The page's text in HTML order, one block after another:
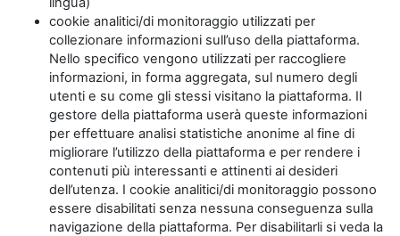
cookie analitici/di monitoraggio utilizzati per
collezionare informazioni sull’uso della piattaforma.
Nello specifico vengono utilizzati per raccogliere
informazioni, in forma aggregata, sul numero degli
utenti e su come gli stessi visitano la piattaforma. Il
gestore della piattaforma userà queste informazioni
per effettuare analisi statistiche anonime al fine di
migliorare l’utilizzo della piattaforma e per rendere i
contenuti più interessanti e attinenti ai desideri
dell’utenza. I cookie analitici/di monitoraggio possono
essere disabilitati senza nessuna conseguenza sulla
navigazione della piattaforma. Per disabilitarli si veda la